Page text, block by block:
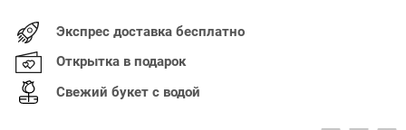
Экспрес доставка бесплатно
Открытка в подарок
Свежий букет с водой